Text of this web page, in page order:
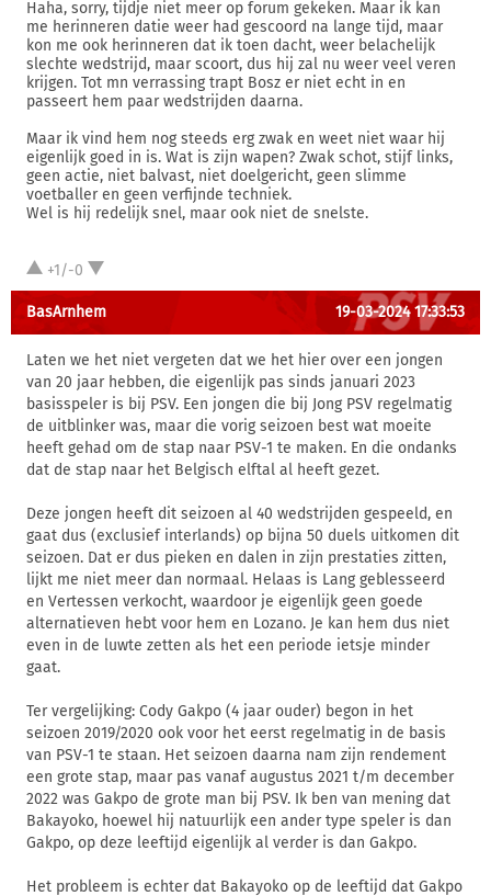
Haha, sorry, tijdje niet meer op forum gekeken. Maar ik kan
me herinneren datie weer had gescoord na lange tijd, maar
kon me ook herinneren dat ik toen dacht, weer belachelijk
slechte wedstrijd, maar scoort, dus hij zal nu weer veel veren
krijgen. Tot mn verrassing trapt Bosz er niet echt in en
passeert hem paar wedstrijden daarna.
Maar ik vind hem nog steeds erg zwak en weet niet waar hij
eigenlijk goed in is. Wat is zijn wapen? Zwak schot, stijf links,
geen actie, niet balvast, niet doelgericht, geen slimme
voetballer en geen verfijnde techniek.
Wel is hij redelijk snel, maar ook niet de snelste.
+1/-0
BasArnhem 19-03-2024 17:33:53
Laten we het niet vergeten dat we het hier over een jongen
van 20 jaar hebben, die eigenlijk pas sinds januari 2023
basisspeler is bij PSV. Een jongen die bij Jong PSV regelmatig
de uitblinker was, maar die vorig seizoen best wat moeite
heeft gehad om de stap naar PSV-1 te maken. En die ondanks
dat de stap naar het Belgisch elftal al heeft gezet.
Deze jongen heeft dit seizoen al 40 wedstrijden gespeeld, en
gaat dus (exclusief interlands) op bijna 50 duels uitkomen dit
seizoen. Dat er dus pieken en dalen in zijn prestaties zitten,
lijkt me niet meer dan normaal. Helaas is Lang geblesseerd
en Vertessen verkocht, waardoor je eigenlijk geen goede
alternatieven hebt voor hem en Lozano. Je kan hem dus niet
even in de luwte zetten als het een periode ietsje minder
gaat.
Ter vergelijking: Cody Gakpo (4 jaar ouder) begon in het
seizoen 2019/2020 ook voor het eerst regelmatig in de basis
van PSV-1 te staan. Het seizoen daarna nam zijn rendement
een grote stap, maar pas vanaf augustus 2021 t/m december
2022 was Gakpo de grote man bij PSV. Ik ben van mening dat
Bakayoko, hoewel hij natuurlijk een ander type speler is dan
Gakpo, op deze leeftijd eigenlijk al verder is dan Gakpo.
Het probleem is echter dat Bakayoko op de leeftijd dat Gakpo